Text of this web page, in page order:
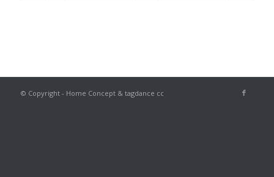
© Copyright - Home Concept & tagdance cc